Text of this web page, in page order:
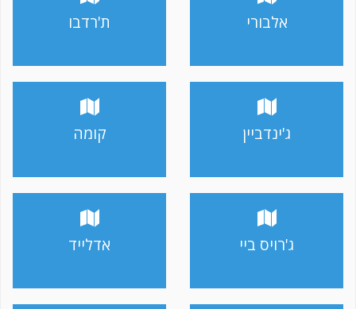
אלבורי ת'רדבו
ג'ינדביין קומה
ג'רויס ביי אדלייד